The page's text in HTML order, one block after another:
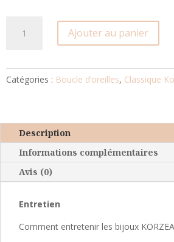
en
scarabé
Ajouter au panier
Catégories : Boucle d’oreilles, Classique
Description
Informations complémentaires
Avis (0)
Entretien
Comment entretenir les bijoux